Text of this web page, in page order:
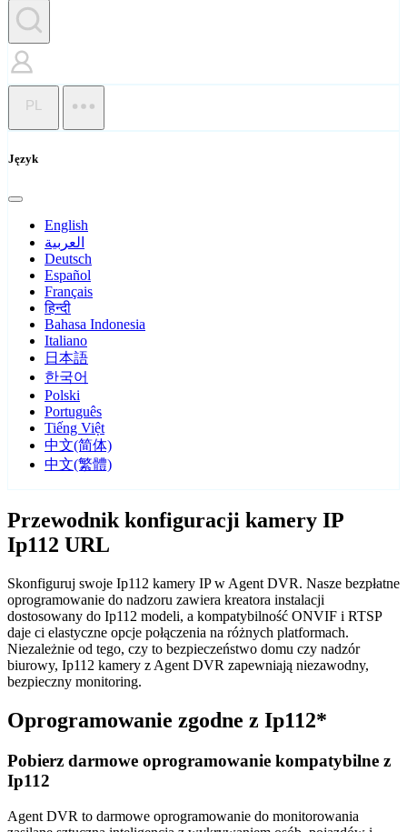
PL
Język
English
العربية
Deutsch
Español
Français
हिन्दी
Bahasa Indonesia
Italiano
日本語
한국어
Polski
Português
Tiếng Việt
中文(简体)
中文(繁體)
Przewodnik konfiguracji kamery IP
Ip112 URL
Skonfiguruj swoje Ip112 kamery IP w Agent DVR. Nasze bezpłatne
oprogramowanie do nadzoru zawiera kreatora instalacji
dostosowany do Ip112 modeli, a kompatybilność ONVIF i RTSP
daje ci elastyczne opcje połączenia na różnych platformach.
Niezależnie od tego, czy to bezpieczeństwo domu czy nadzór
biurowy, Ip112 kamery z Agent DVR zapewniają niezawodny,
bezpieczny monitoring.
Oprogramowanie zgodne z Ip112*
Pobierz darmowe oprogramowanie kompatybilne z
Ip112
Agent DVR to darmowe oprogramowanie do monitorowania